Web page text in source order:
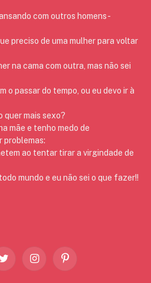
com outros homens -
preciso de uma mulher para voltar
na cama com outra, mas não sei
o passar do tempo, ou eu devo ir à
quer mais sexo?
mãe e tenho medo de
problemas:
ao tentar tirar a virgindade de
mundo e eu não sei o que fazer!!
Twitter InstagramPinterest